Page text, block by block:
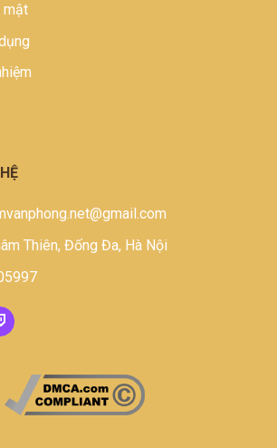
mật
Thiên, Đống Đa, Hà Nội